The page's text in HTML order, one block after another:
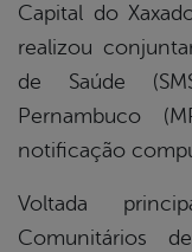
Capital do
realizou
de Saúde
Pernambuco
notificação
Voltada
Comunitários